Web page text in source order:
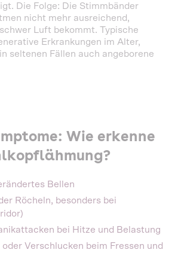
Die Folge: Die Stimmbänder
nicht mehr ausreichend,
Luft bekommt. Typische
Erkrankungen im Alter,
seltenen Fällen auch angeborene
Wie erkenne
Bellen
Röcheln, besonders bei
bei Hitze und Belastung
Verschlucken beim Fressen und